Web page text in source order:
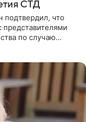
СТД
подтвердил, что
представителями
по случаю